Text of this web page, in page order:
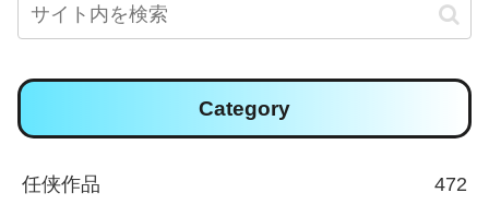
Category
任侠作品 472